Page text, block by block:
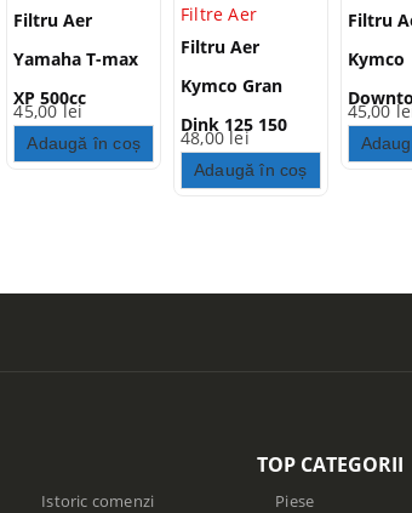
Filtru Aer
Yamaha T-max
XP 500cc
45,00lei
Adaugă în coș
Filtre Aer
Filtru Aer
Kymco Gran
Dink 125 150
250cc
48,00lei
Adaugă în coș
Filtru
Kymco
300cc
45,00
Istoric comenzi
TOP CATEGORII
Piese